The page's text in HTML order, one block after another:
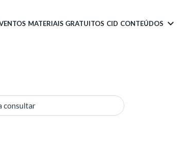
MATERIAIS GRATUITOS CID CONTEÚDOS
consultar